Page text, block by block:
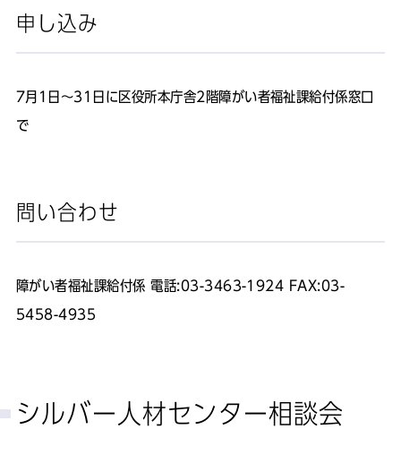
申し込み
7月1日～31日に区役所本庁舎2階障がい者福祉課給付係窓口
で
問い合わせ
障がい者福祉課給付係 電話:03-3463-1924 FAX:03-
5458-4935
シルバー人材センター相談会